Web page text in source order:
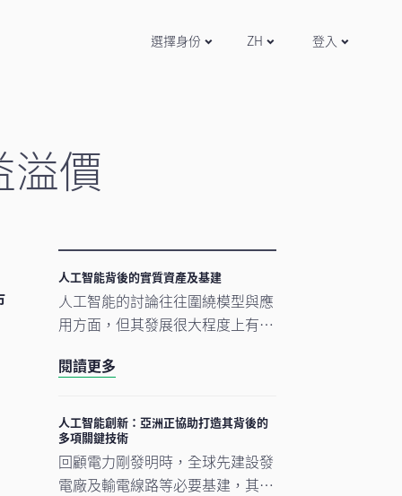
選擇身份 ZH 登入
價
人工智能背後的實質資產及基建
人工智能的討論往往圍繞模型與應
用方面，但其發展很大程度上有賴
及原材料等實質資產構成支撐人工
因素重塑投資格局，實質資產逐漸
成為推動人工智能建設的支柱。
閱讀更多
人工智能創新：亞洲正協助打造其背後的
多項關鍵技術
回顧電力剛發明時，全球先建設發
電廠及輸電線路等必要基建，其後